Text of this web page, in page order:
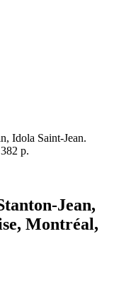
Idola Saint-Jean.
p.
Jean,
Montréal,